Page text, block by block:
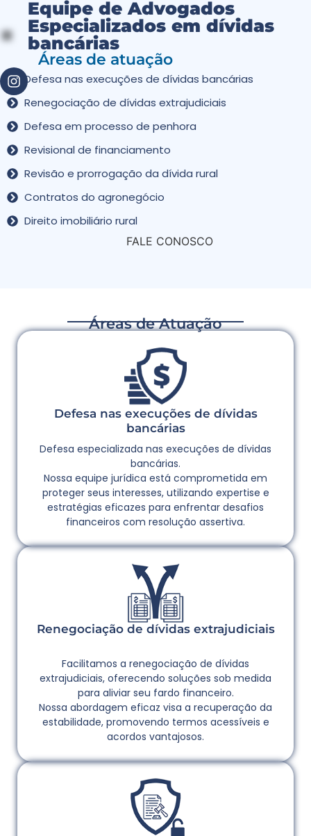
Equipe de Advogados
Especializados em dívidas
bancárias
Áreas de atuação
Defesa nas execuções de dívidas bancárias
Renegociação de dívidas extrajudiciais
Defesa em processo de penhora
Revisional de financiamento
Revisão e prorrogação da dívida rural
Contratos do agronegócio
Direito imobiliário rural
FALE CONOSCO
Áreas de Atuação
Defesa nas execuções de dívidas
bancárias
Defesa especializada nas execuções de dívidas
bancárias.
Nossa equipe jurídica está comprometida em
proteger seus interesses, utilizando expertise e
estratégias eficazes para enfrentar desafios
financeiros com resolução assertiva.
Renegociação de dívidas extrajudiciais
Facilitamos a renegociação de dívidas
extrajudiciais, oferecendo soluções sob medida
para aliviar seu fardo financeiro.
Nossa abordagem eficaz visa a recuperação da
estabilidade, promovendo termos acessíveis e
acordos vantajosos.